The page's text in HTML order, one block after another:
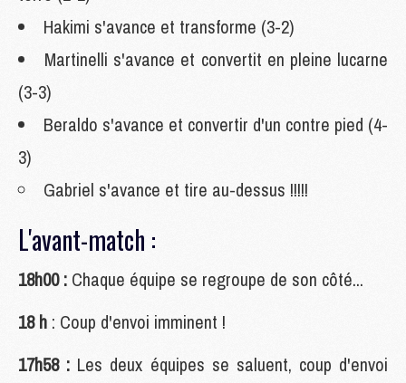
Hakimi s'avance et transforme (3-2)
Martinelli s'avance et convertit en pleine lucarne
(3-3)
Beraldo s'avance et convertir d'un contre pied (4-
3)
Gabriel s'avance et tire au-dessus !!!!!
L'avant-match :
18h00 : Chaque équipe se regroupe de son côté...
18 h : Coup d'envoi imminent !
17h58 : Les deux équipes se saluent, coup d'envoi